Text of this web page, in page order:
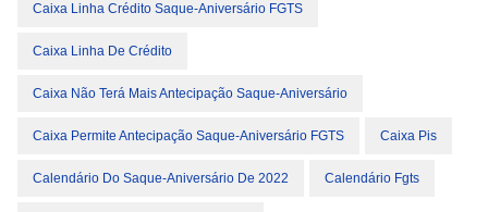
Caixa Linha Crédito Saque-Aniversário FGTS
Caixa Linha De Crédito
Caixa Não Terá Mais Antecipação Saque-Aniversário
Caixa Permite Antecipação Saque-Aniversário FGTS Caixa Pis
Calendário Do Saque-Aniversário De 2022 Calendário Fgts